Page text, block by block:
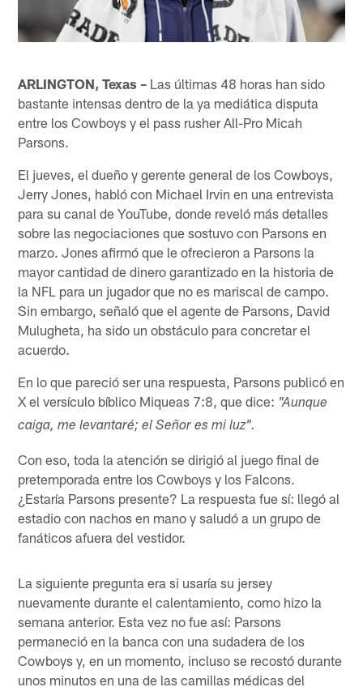
ARLINGTON, Texas – Las últimas 48 horas han sido
bastante intensas dentro de la ya mediática disputa
entre los Cowboys y el pass rusher All-Pro Micah
Parsons.
El jueves, el dueño y gerente general de los Cowboys,
Jerry Jones, habló con Michael Irvin en una entrevista
para su canal de YouTube, donde reveló más detalles
sobre las negociaciones que sostuvo con Parsons en
marzo. Jones afirmó que le ofrecieron a Parsons la
mayor cantidad de dinero garantizado en la historia de
la NFL para un jugador que no es mariscal de campo.
Sin embargo, señaló que el agente de Parsons, David
Mulugheta, ha sido un obstáculo para concretar el
acuerdo.
En lo que pareció ser una respuesta, Parsons publicó en
X el versículo bíblico Miqueas 7:8, que dice: "Aunque
caiga, me levantaré; el Señor es mi luz".
Con eso, toda la atención se dirigió al juego final de
pretemporada entre los Cowboys y los Falcons.
¿Estaría Parsons presente? La respuesta fue sí: llegó al
estadio con nachos en mano y saludó a un grupo de
fanáticos afuera del vestidor.
La siguiente pregunta era si usaría su jersey
nuevamente durante el calentamiento, como hizo la
semana anterior. Esta vez no fue así: Parsons
permaneció en la banca con una sudadera de los
Cowboys y, en un momento, incluso se recostó durante
unos minutos en una de las camillas médicas del